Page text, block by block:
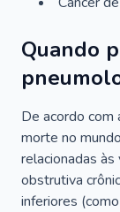
Quando
De acordo com
morte no
relacionadas
obstrutiva
inferiores